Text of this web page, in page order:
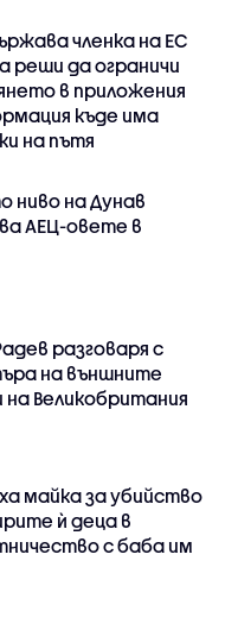
членка на ЕС
реши да ограничи
в приложения
къде има
на пътя
ниво на Дунав
АЕЦ-овете в
разговаря с
на външните
Великобритания
майка за убийство
ѝ деца в
с баба им